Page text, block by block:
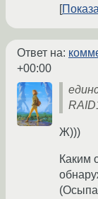
Ответ на:
+00:00
Ж)))
Каким